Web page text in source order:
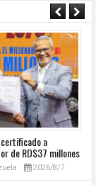
a
de RD$37 millones
2026/8/7